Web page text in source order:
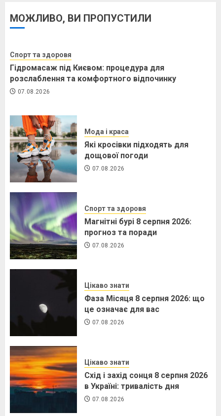
МОЖЛИВО, ВИ ПРОПУСТИЛИ
Спорт та здоровя
Гідромасаж під Києвом: процедура для
розслаблення та комфортного відпочинку
07.08.2026
Мода і краса
Які кросівки підходять для
дощової погоди
07.08.2026
Спорт та здоровя
Магнітні бурі 8 серпня 2026:
прогноз та поради
07.08.2026
Цікаво знати
Фаза Місяця 8 серпня 2026: що
це означає для вас
07.08.2026
Цікаво знати
Схід і захід сонця 8 серпня 2026
в Україні: тривалість дня
07.08.2026